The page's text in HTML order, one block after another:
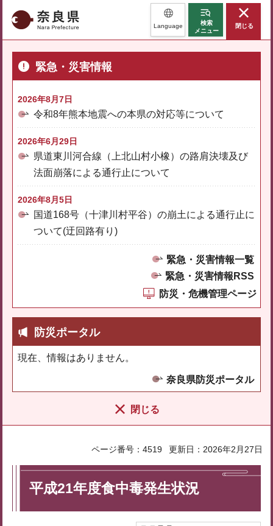
奈良県 Language
検索
メニュー
閉じる
緊急・災害情報
2026年8月7日
令和8年熊本地震への本県の対応等について
2026年6月29日
県道東川河合線（上北山村小橡）の路肩決壊及び
法面崩落による通行止について
2026年8月5日
国道168号（十津川村平谷）の崩土による通行止に
ついて(迂回路有り)
緊急・災害情報一覧
緊急・災害情報RSS
防災・危機管理ページ
防災ポータル
現在、情報はありません。
奈良県防災ポータル
閉じる
ページ番号：4519 更新日：2026年2月27日
平成21年度食中毒発生状況